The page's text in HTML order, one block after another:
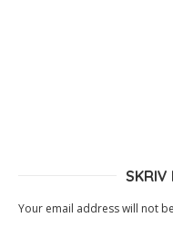
SKRIV
Your email address will not